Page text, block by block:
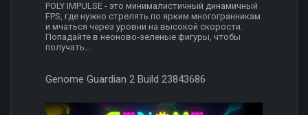
POLY IMPULSE - это минималистичный динамичный
FPS, где нужно стрелять по ярким многогранникам
и мчаться через уровни на высокой скорости.
Попадайте в неоново-зеленые фигуры, чтобы
получать...
Genome Guardian 2 Build 23843686